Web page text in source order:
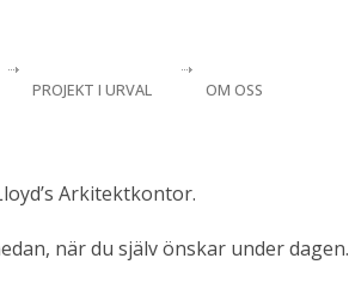
PROJEKT I URVAL OM OSS
Arkitektkontor.
när du själv önskar under dagen.